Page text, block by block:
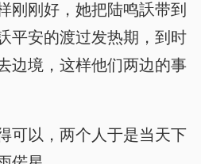
刚刚好，她把陆鸣訞带到
平安的渡过发热期，到时
边境，这样他们两边的事
可以，两个人于是当天下